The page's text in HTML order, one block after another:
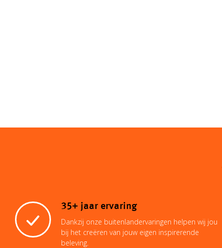
35+ jaar ervaring
Dankzij onze buitenlandervaringen helpen wij jou
bij het creëren van jouw eigen inspirerende
beleving.